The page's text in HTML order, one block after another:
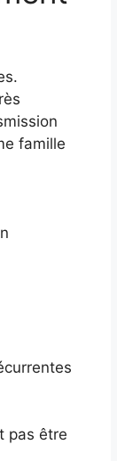
famille
pas être